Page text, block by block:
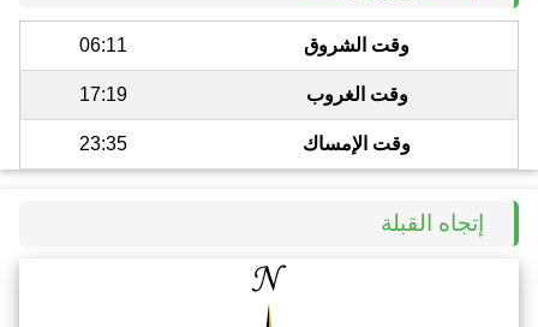
وقت الشروق 06:11
وقت الغروب 17:19
وقت الإمساك 23:35
إتجاه القبلة